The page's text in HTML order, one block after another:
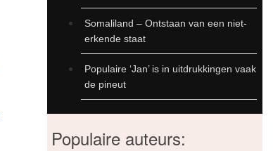
Somaliland – Ontstaan van een niet-
erkende staat
Populaire ‘Jan’ is in uitdrukkingen vaak
de pineut
Populaire auteurs: